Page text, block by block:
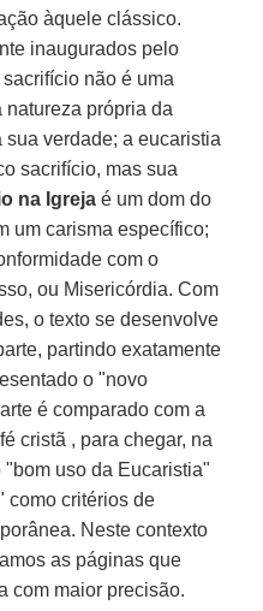
àquele clássico.
inaugurados pelo
sacrifício não é uma
natureza própria da
verdade; a eucaristia
sacrifício, mas sua
na Igreja é um dom do
um carisma específico;
com o
ou Misericórdia. Com
o texto se desenvolve
partindo exatamente
o "novo
é comparado com a
cristã , para chegar, na
uso da Eucaristia"
como critérios de
Neste contexto
as páginas que
com maior precisão.